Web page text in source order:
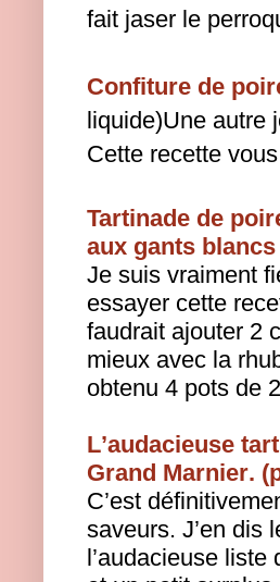
fait jaser le
Confiture de
liquide)Une autre
Cette recette
Tartinade de
aux gants
Je suis vraiment
essayer cette
faudrait ajouter 2
mieux avec la
obtenu 4 pots de
L’audacieuse
Grand Marnier.
C’est
saveurs. J’en dis
l’audacieuse liste